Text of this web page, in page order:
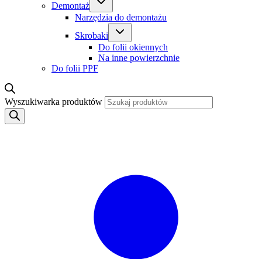
Demontaż
Narzędzia do demontażu
Skrobaki
Do folii okiennych
Na inne powierzchnie
Do folii PPF
Wyszukiwarka produktów